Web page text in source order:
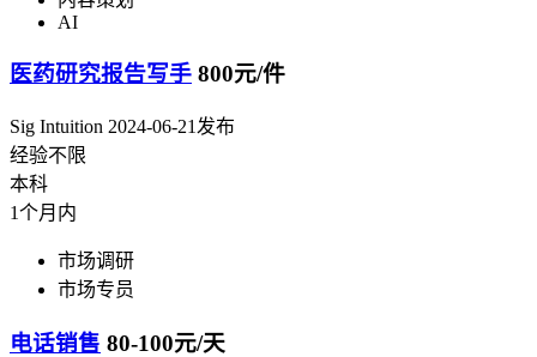
AI
医药研究报告写手 800元/件
Sig Intuition 2024-06-21发布
经验不限
本科
1个月内
市场调研
市场专员
电话销售 80-100元/天